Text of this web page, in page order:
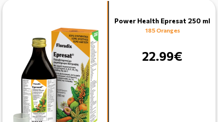
Power Health Epresat 250 ml
185 Oranges
22.99€